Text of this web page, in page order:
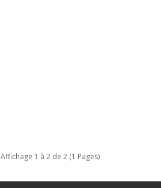
Affichage 1 à 2 de 2 (1 Pages)